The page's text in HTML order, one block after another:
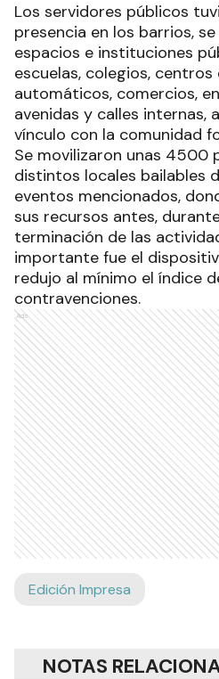
Los servidores públicos
presencia en los barrios,
espacios e instituciones
escuelas, colegios, centros
automáticos, comercios,
avenidas y calles internas,
vínculo con la comunidad
Se movilizaron unas 4500
distintos locales bailables
eventos mencionados,
sus recursos antes,
terminación de las
importante fue el
redujo al mínimo el índice
contravenciones.
Ads
Edición Impresa
NOTAS